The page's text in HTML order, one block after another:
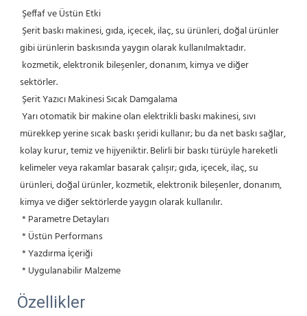
Şeffaf ve Üstün Etki
gibi ürünlerin baskısında yaygın olarak kullanılmaktadır.
sektörler.
Şerit Yazıcı Makinesi Sıcak Damgalama
mürekkep yerine sıcak baskı şeridi kullanır; bu da net baskı sağlar,
kolay kurur, temiz ve hijyeniktir. Belirli bir baskı türüyle hareketli
kelimeler veya rakamlar basarak çalışır; gıda, içecek, ilaç, su
ürünleri, doğal ürünler, kozmetik, elektronik bileşenler, donanım,
kimya ve diğer sektörlerde yaygın olarak kullanılır.
* Parametre Detayları
* Üstün Performans
* Yazdırma İçeriği
* Uygulanabilir Malzeme
Özellikler